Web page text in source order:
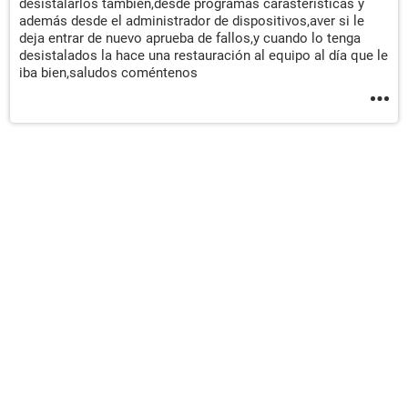
desistalarlos también,desde programas carasteristicas y
además desde el administrador de dispositivos,aver si le
deja entrar de nuevo aprueba de fallos,y cuando lo tenga
desistalados la hace una restauración al equipo al día que le
iba bien,saludos coméntenos